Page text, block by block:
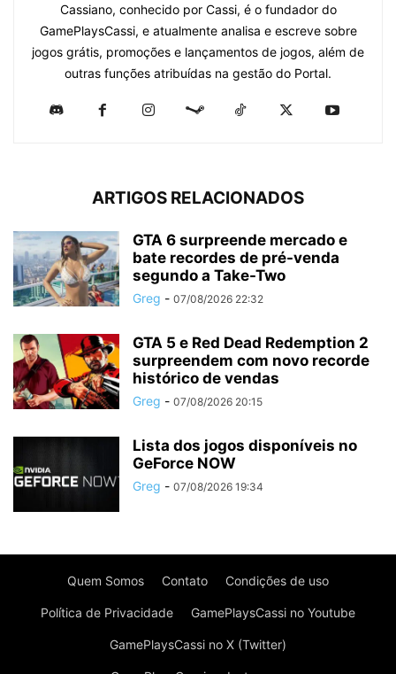
Cassiano, conhecido por Cassi, é o fundador do
GamePlaysCassi, e atualmente analisa e escreve sobre
jogos grátis, promoções e lançamentos de jogos, além de
outras funções atribuídas na gestão do Portal.
ARTIGOS RELACIONADOS
GTA 6 surpreende mercado e
bate recordes de pré-venda
segundo a Take-Two
Greg - 07/08/2026 22:32
GTA 5 e Red Dead Redemption 2
surpreendem com novo recorde
histórico de vendas
Greg - 07/08/2026 20:15
Lista dos jogos disponíveis no
GeForce NOW
Greg - 07/08/2026 19:34
Quem Somos Contato Condições de uso
Política de Privacidade GamePlaysCassi no Youtube
GamePlaysCassi no X (Twitter)